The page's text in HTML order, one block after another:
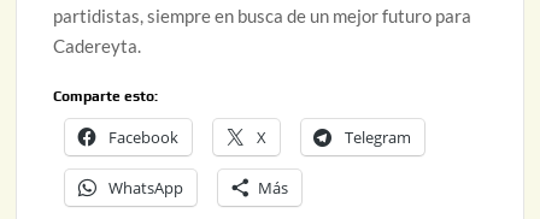
partidistas, siempre en busca de un mejor futuro para
Cadereyta.
Comparte esto:
Facebook X Telegram
WhatsApp Más